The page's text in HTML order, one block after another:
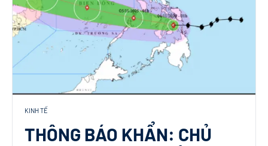
KINH TẾ
THÔNG BÁO KHẨN: CHỦ